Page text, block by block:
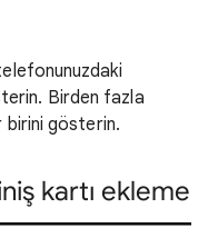
Birden fazla
birini gösterin.
kartı ekleme